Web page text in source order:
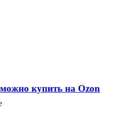
купить на Ozon